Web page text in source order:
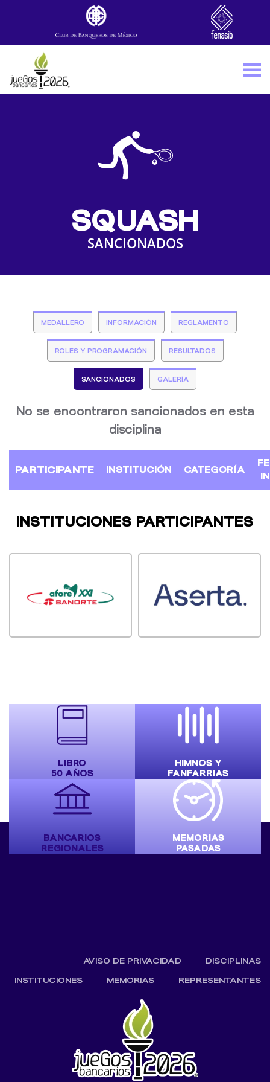
Skip to main content
SQUASH
SANCIONADOS
MEDALLERO INFORMACIÓN REGLAMENTO
ROLES Y PROGRAMACIÓN RESULTADOS
SANCIONADOS GALERÍA
No se encontraron sancionados en esta
disciplina
PARTICIPANTE INSTITUCIÓN CATEGORÍA
INSTITUCIONES PARTICIPANTES
LIBRO
50 AÑOS
HIMNOS Y
FANFARRIAS
BANCARIOS
REGIONALES
MEMORIAS
PASADAS
AVISO DE PRIVACIDAD
DISCIPLINAS
INSTITUCIONES
MEMORIAS REPRESENTANTES